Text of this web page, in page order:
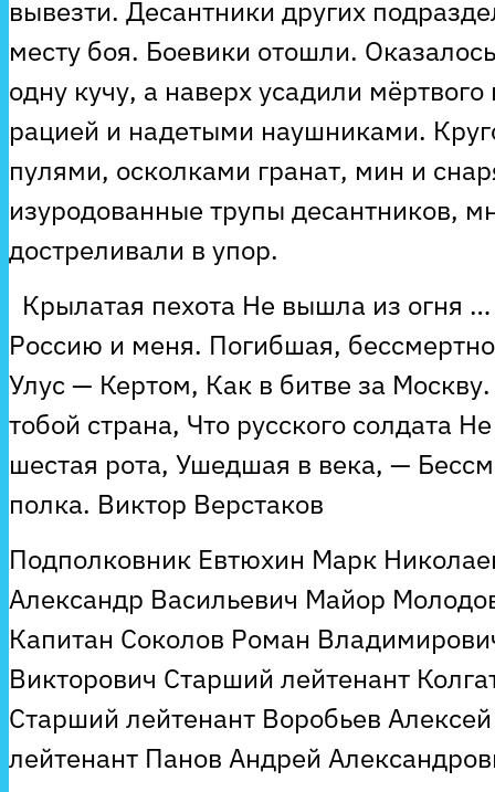
вывезти. Десантники других
месту боя. Боевики отошли.
одну кучу, а наверх усадили
рацией и надетыми наушниками.
пулями, осколками гранат, мин и
изуродованные трупы десантников,
достреливали в упор.
Крылатая пехота Не вышла из огня
Россию и меня. Погибшая,
Улус — Кертом, Как в битве за
тобой страна, Что русского солдата
шестая рота, Ушедшая в века, —
полка. Виктор Верстаков
Подполковник Евтюхин Марк
Александр Васильевич Майор
Капитан Соколов Роман
Викторович Старший лейтенант
Старший лейтенант Воробьев
лейтенант Панов Андрей